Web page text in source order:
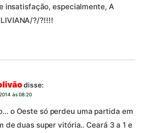
insatisfação, especialmente, A
?/?!!!!
disse:
às 08:20
o Oeste só perdeu uma partida em
de duas super vitória.. Ceará 3 a 1 e